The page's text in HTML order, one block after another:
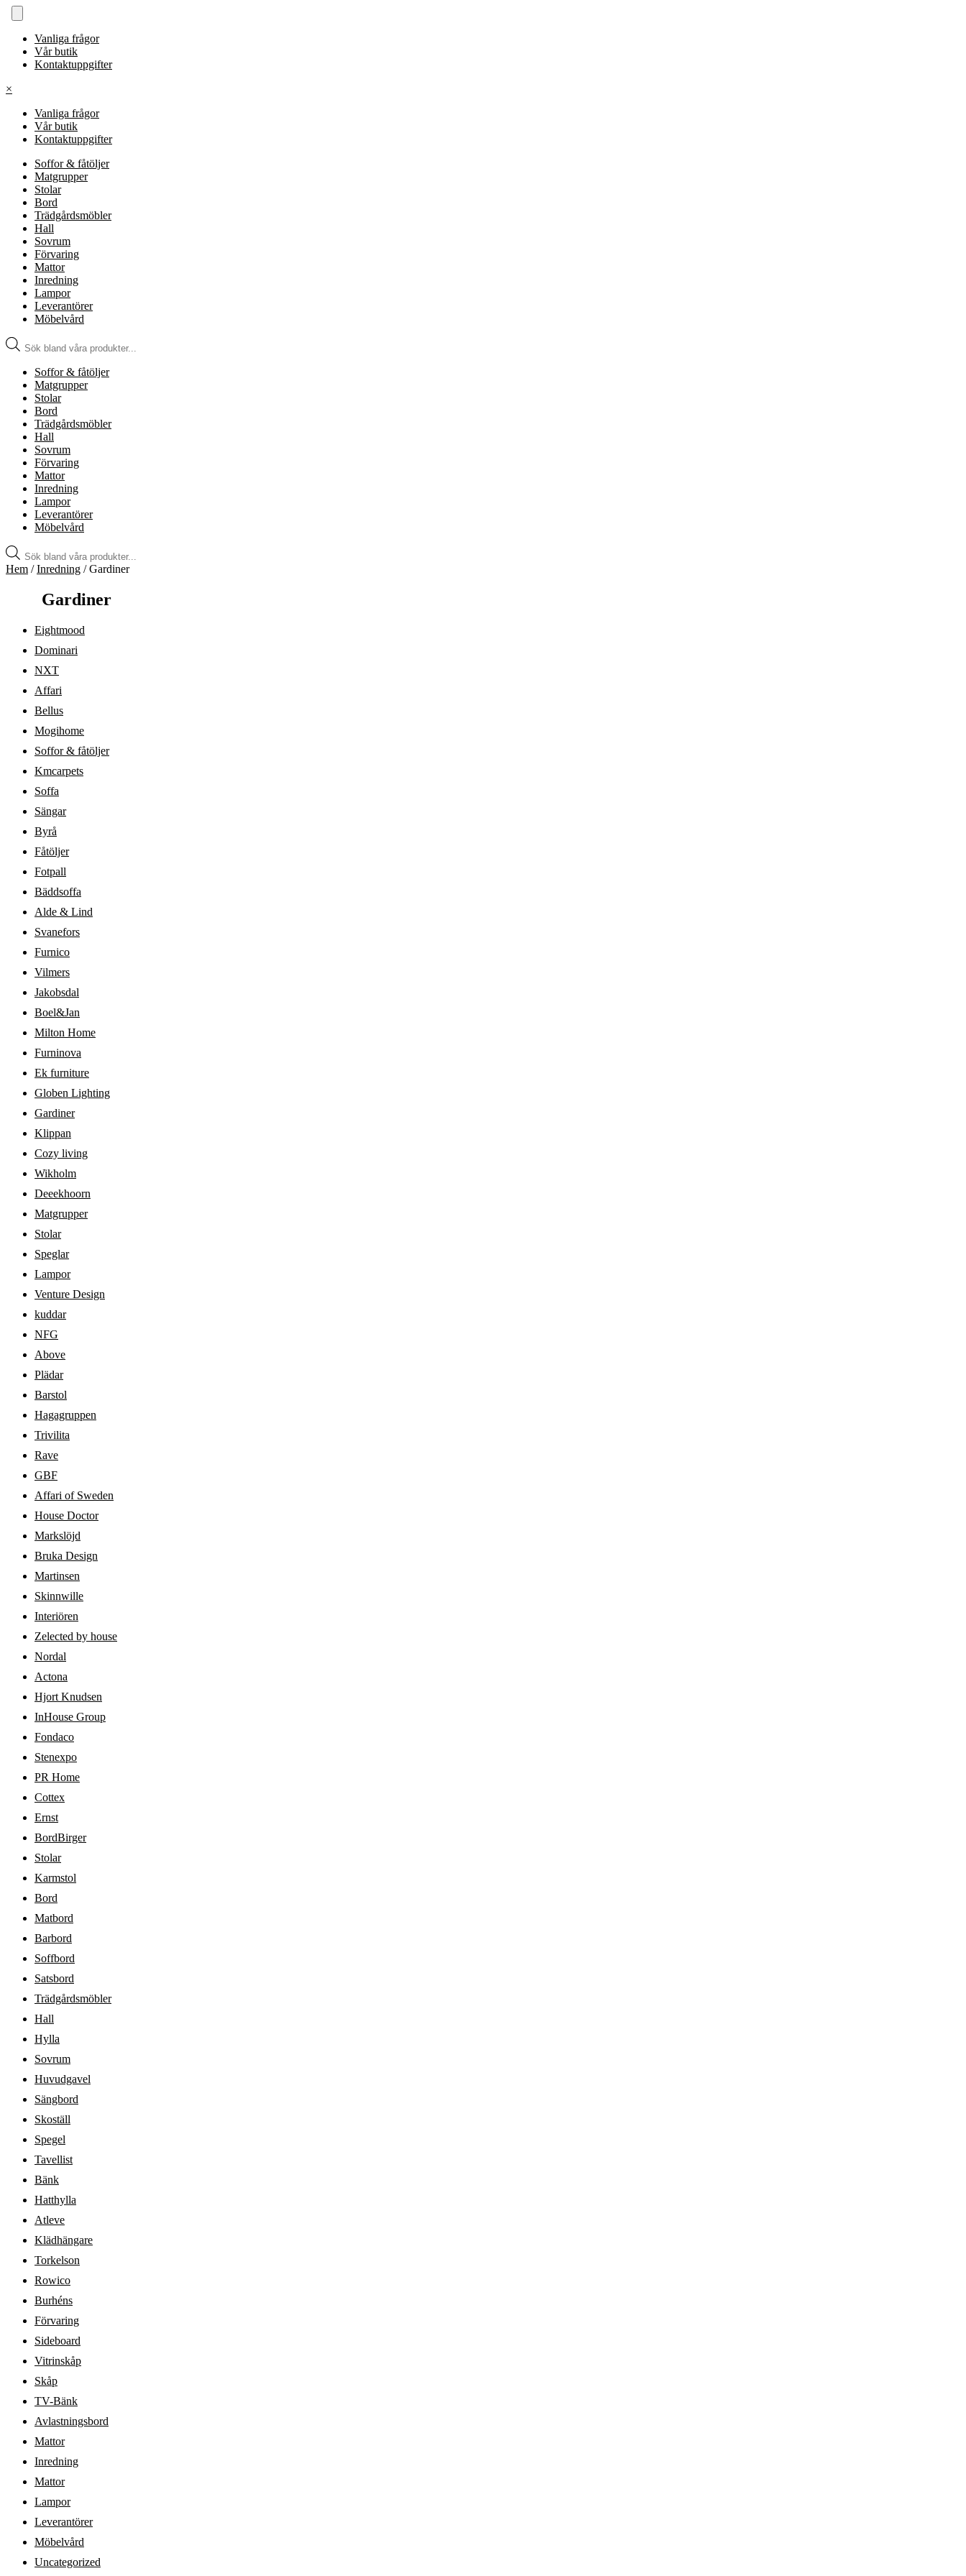
Vanliga frågor
Vår butik
Kontaktuppgifter
×
Vanliga frågor
Vår butik
Kontaktuppgifter
Soffor & fåtöljer
Matgrupper
Stolar
Bord
Trädgårdsmöbler
Hall
Sovrum
Förvaring
Mattor
Inredning
Lampor
Leverantörer
Möbelvård
Produktsökning
Soffor & fåtöljer
Matgrupper
Stolar
Bord
Trädgårdsmöbler
Hall
Sovrum
Förvaring
Mattor
Inredning
Lampor
Leverantörer
Möbelvård
Produktsökning
Hem /Inredning / Gardiner
Gardiner
Eightmood
Dominari
NXT
Affari
Bellus
Mogihome
Soffor & fåtöljer
Kmcarpets
Soffa
Sängar
Byrå
Fåtöljer
Fotpall
Bäddsoffa
Alde & Lind
Svanefors
Furnico
Vilmers
Jakobsdal
Boel&Jan
Milton Home
Furninova
Ek furniture
Globen Lighting
Gardiner
Klippan
Cozy living
Wikholm
Deeekhoorn
Matgrupper
Stolar
Speglar
Lampor
Venture Design
kuddar
NFG
Above
Plädar
Barstol
Hagagruppen
Trivilita
Rave
GBF
Affari of Sweden
House Doctor
Markslöjd
Bruka Design
Martinsen
Skinnwille
Interiören
Zelected by house
Nordal
Actona
Hjort Knudsen
InHouse Group
Fondaco
Stenexpo
PR Home
Cottex
Ernst
BordBirger
Stolar
Karmstol
Bord
Matbord
Barbord
Soffbord
Satsbord
Trädgårdsmöbler
Hall
Hylla
Sovrum
Huvudgavel
Sängbord
Skoställ
Spegel
Tavellist
Bänk
Hatthylla
Atleve
Klädhängare
Torkelson
Rowico
Burhéns
Förvaring
Sideboard
Vitrinskåp
Skåp
TV-Bänk
Avlastningsbord
Mattor
Inredning
Mattor
Lampor
Leverantörer
Möbelvård
Uncategorized